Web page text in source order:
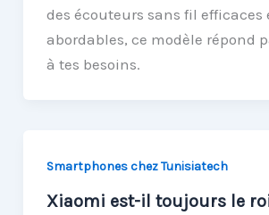
des écouteurs sans fil efficaces
abordables, ce modèle répond
à tes besoins.
Smartphones chez Tunisiatech
Xiaomi est-il toujours le